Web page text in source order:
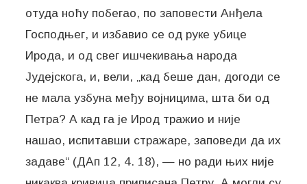
отуда ноћу побегао, по заповести Анђела
Господњег, и избавио се од руке убице
Ирода, и од свег ишчекивања народа
Јудејскога, и, вели, „кад беше дан, догоди се
не мала узбуна међу војницима, шта би од
Петра? А кад га је Ирод тражио и није
нашао, испитавши стражаре, заповеди да их
задаве“ (ДАп 12, 4. 18), — но ради њих није